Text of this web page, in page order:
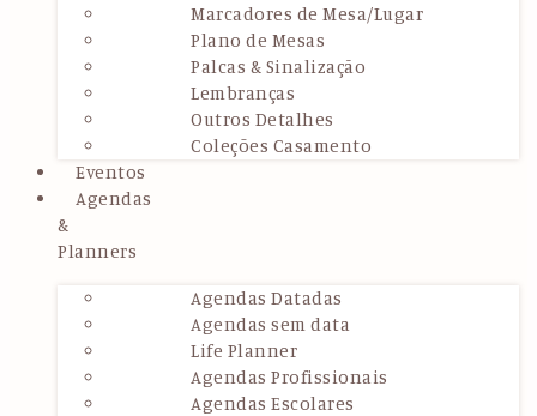
Marcadores de Mesa/Lugar
Plano de Mesas
Palcas & Sinalização
Lembranças
Outros Detalhes
Coleções Casamento
Eventos
Agendas
&
Planners
Agendas Datadas
Agendas sem data
Life Planner
Agendas Profissionais
Agendas Escolares